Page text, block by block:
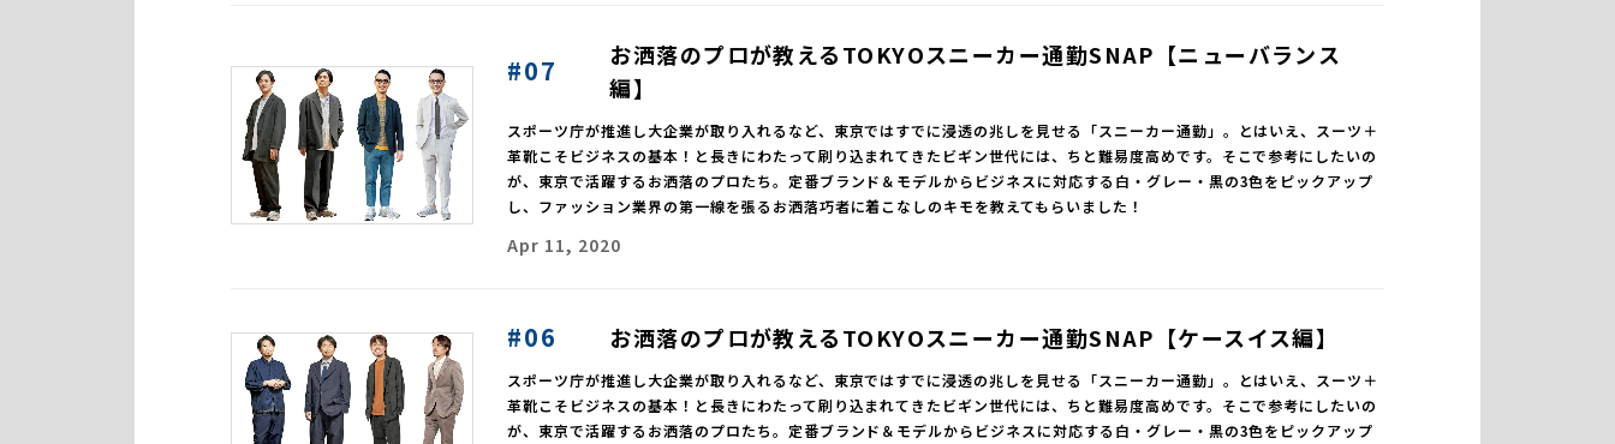
#07
お洒落のプロが教えるTOKYOスニーカー通勤SNAP【ニューバランス
編】
スポーツ庁が推進し大企業が取り入れるなど、東京ではすでに浸透の兆しを見せる「スニーカー通勤」。とはいえ、スーツ＋
革靴こそビジネスの基本！と長きにわたって刷り込まれてきたビギン世代には、ちと難易度高めです。そこで参考にしたいの
が、東京で活躍するお洒落のプロたち。定番ブランド＆モデルからビジネスに対応する白・グレー・黒の3色をピックアップ
し、ファッション業界の第一線を張るお洒落巧者に着こなしのキモを教えてもらいました！
Apr 11, 2020
#06 お洒落のプロが教えるTOKYOスニーカー通勤SNAP【ケースイス編】
スポーツ庁が推進し大企業が取り入れるなど、東京ではすでに浸透の兆しを見せる「スニーカー通勤」。とはいえ、スーツ＋
革靴こそビジネスの基本！と長きにわたって刷り込まれてきたビギン世代には、ちと難易度高めです。そこで参考にしたいの
が、東京で活躍するお洒落のプロたち。定番ブランド＆モデルからビジネスに対応する白・グレー・黒の3色をピックアップ